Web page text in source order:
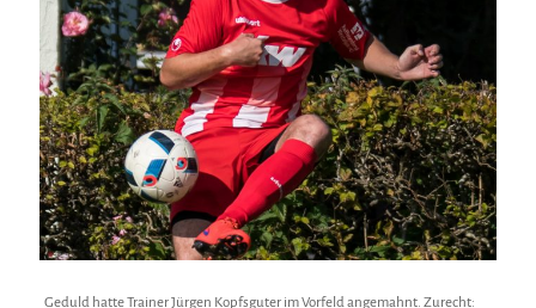
Geduld hatte Trainer Jürgen Kopfsguter im Vorfeld angemahnt. Zurecht: